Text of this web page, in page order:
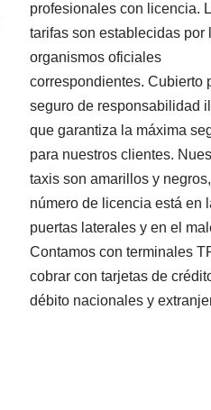
profesionales con licencia.
tarifas son establecidas por
organismos oficiales
correspondientes. Cubierto
seguro de responsabilidad
que garantiza la máxima
para nuestros clientes.
taxis son amarillos y negros,
número de licencia está en
puertas laterales y en el
Contamos con terminales
cobrar con tarjetas de
débito nacionales y